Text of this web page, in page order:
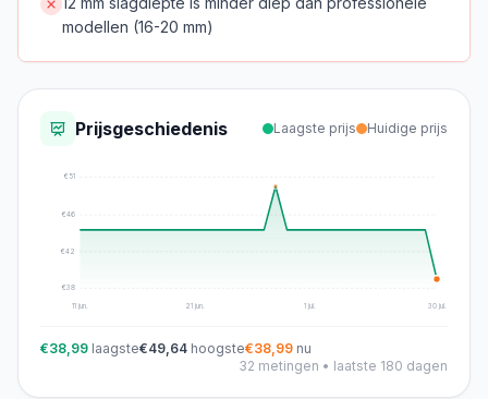
modellen (16-20 mm)
Prijsgeschiedenis Laagste prijs Huidige prijs
€38
€42
€46
€ 51
11 jun. 21 jun. 1 jul. 30 jul.
€38,99 laagste€49,64 hoogste€38,99 nu
32 metingen • laatste 180 dagen